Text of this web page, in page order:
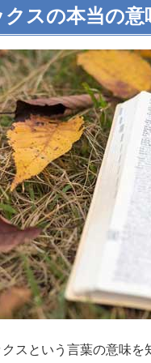
スの本当の意
スという言葉の意味